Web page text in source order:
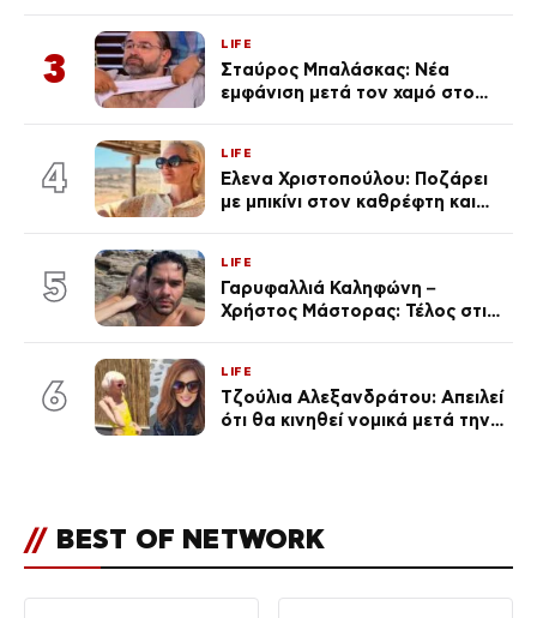
εκ. likes
3
LIFE
Σταύρος Μπαλάσκας: Νέα
εμφάνιση μετά τον χαμό στο
4
LIFE
Έλενα Χριστοπούλου: Ποζάρει
με μπικίνι στον καθρέφτη και
καθεμία…» (Βίντεο)
5
LIFE
Γαρυφαλλιά Καληφώνη –
Χρήστος Μάστορας: Τέλος στις
6
LIFE
Τζούλια Αλεξανδράτου: Απειλεί
ότι θα κινηθεί νομικά μετά την
// BEST OF NETWORK